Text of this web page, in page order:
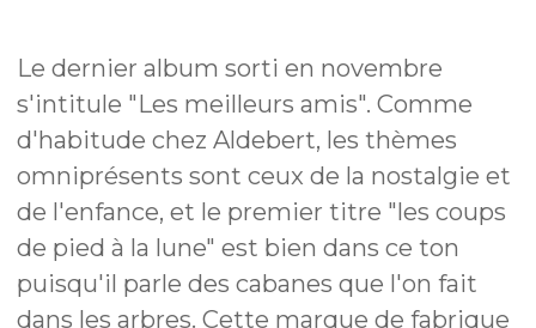
Le dernier album sorti en novembre
s'intitule "Les meilleurs amis". Comme
d'habitude chez Aldebert, les thèmes
omniprésents sont ceux de la nostalgie et
de l'enfance, et le premier titre "les coups
de pied à la lune" est bien dans ce ton
puisqu'il parle des cabanes que l'on fait
dans les arbres. Cette marque de fabrique